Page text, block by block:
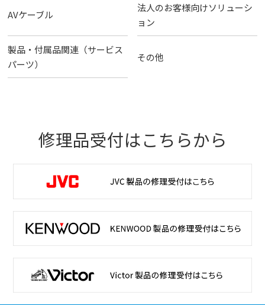
AVケーブル
法人のお客様向けソリューシ
ョン
製品・付属品関連（サービス
パーツ）
その他
修理品受付はこちらから